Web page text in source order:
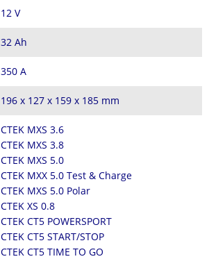
12 V
32 Ah
350 A
196 x 127 x 159 x 185 mm
CTEK MXS 3.6
CTEK MXS 3.8
CTEK MXS 5.0
CTEK MXX 5.0 Test & Charge
CTEK MXS 5.0 Polar
CTEK XS 0.8
CTEK CT5 POWERSPORT
CTEK CT5 START/STOP
CTEK CT5 TIME TO GO